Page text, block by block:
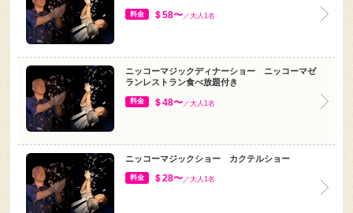
料金 ＄58〜 ／大人1名
ニッコーマジックディナーショー ニッコーマゼ
ランレストラン食べ放題付き
料金 ＄48〜 ／大人1名
ニッコーマジックショー カクテルショー
料金 ＄28〜／大人1名